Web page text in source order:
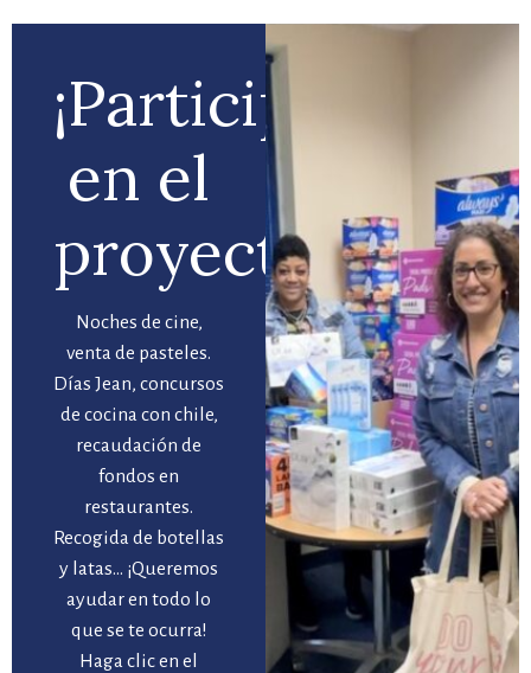
¡Participa
en el
proyecto!
Noches de cine,
venta de pasteles.
Días Jean, concursos
de cocina con chile,
recaudación de
fondos en
restaurantes.
Recogida de botellas
y latas... ¡Queremos
ayudar en todo lo
que se te ocurra!
Haga clic en el